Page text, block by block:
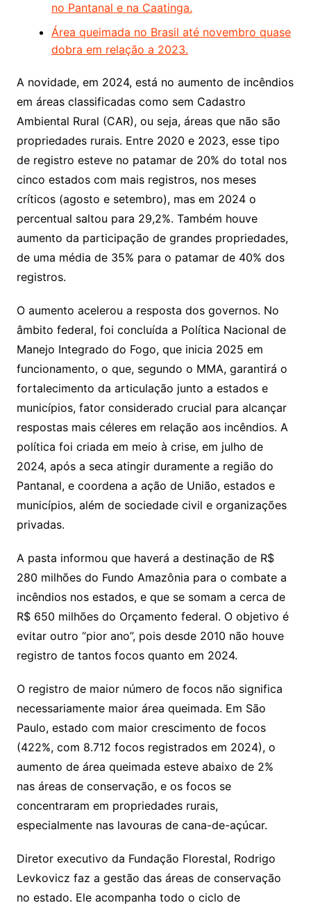
no Pantanal e na Caatinga.
Área queimada no Brasil até novembro quase
dobra em relação a 2023.
A novidade, em 2024, está no aumento de incêndios
em áreas classificadas como sem Cadastro
Ambiental Rural (CAR), ou seja, áreas que não são
propriedades rurais. Entre 2020 e 2023, esse tipo
de registro esteve no patamar de 20% do total nos
cinco estados com mais registros, nos meses
críticos (agosto e setembro), mas em 2024 o
percentual saltou para 29,2%. Também houve
aumento da participação de grandes propriedades,
de uma média de 35% para o patamar de 40% dos
registros.
O aumento acelerou a resposta dos governos. No
âmbito federal, foi concluída a Política Nacional de
Manejo Integrado do Fogo, que inicia 2025 em
funcionamento, o que, segundo o MMA, garantirá o
fortalecimento da articulação junto a estados e
municípios, fator considerado crucial para alcançar
respostas mais céleres em relação aos incêndios. A
política foi criada em meio à crise, em julho de
2024, após a seca atingir duramente a região do
Pantanal, e coordena a ação de União, estados e
municípios, além de sociedade civil e organizações
privadas.
A pasta informou que haverá a destinação de R$
280 milhões do Fundo Amazônia para o combate a
incêndios nos estados, e que se somam a cerca de
R$ 650 milhões do Orçamento federal. O objetivo é
evitar outro “pior ano”, pois desde 2010 não houve
registro de tantos focos quanto em 2024.
O registro de maior número de focos não significa
necessariamente maior área queimada. Em São
Paulo, estado com maior crescimento de focos
(422%, com 8.712 focos registrados em 2024), o
aumento de área queimada esteve abaixo de 2%
nas áreas de conservação, e os focos se
concentraram em propriedades rurais,
especialmente nas lavouras de cana-de-açúcar.
Diretor executivo da Fundação Florestal, Rodrigo
Levkovicz faz a gestão das áreas de conservação
no estado. Ele acompanha todo o ciclo de